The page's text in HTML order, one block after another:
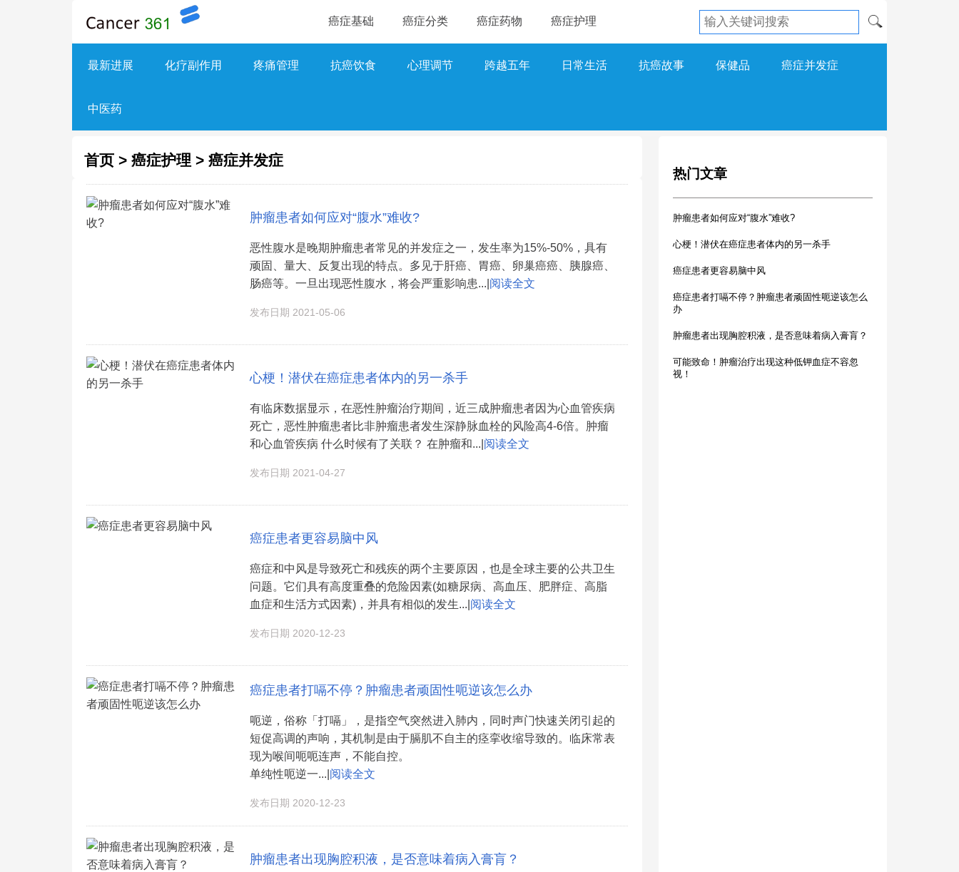
癌症基础 癌症分类 癌症药物 癌症护理
最新进展 化疗副作用 疼痛管理 抗癌饮食 心理调节 跨越五年 日常生活 抗癌故事 保健品 癌症并发症
中医药
首页> 癌症护理 > 癌症并发症
肿瘤患者如何应对“腹水”难收?
恶性腹水是晚期肿瘤患者常见的并发症之一，发生率为15%-50%，具有
顽固、量大、反复出现的特点。多见于肝癌、胃癌、卵巢癌癌、胰腺癌、
肠癌等。一旦出现恶性腹水，将会严重影响患...| 阅读全文
发布日期 2021-05-06
心梗！潜伏在癌症患者体内的另一杀手
有临床数据显示，在恶性肿瘤治疗期间，近三成肿瘤患者因为心血管疾病
死亡，恶性肿瘤患者比非肿瘤患者发生深静脉血栓的风险高4-6倍。肿瘤
和心血管疾病 什么时候有了关联？ 在肿瘤和...| 阅读全文
发布日期 2021-04-27
癌症患者更容易脑中风
癌症和中风是导致死亡和残疾的两个主要原因，也是全球主要的公共卫生
问题。它们具有高度重叠的危险因素(如糖尿病、高血压、肥胖症、高脂
血症和生活方式因素)，并具有相似的发生...| 阅读全文
发布日期 2020-12-23
癌症患者打嗝不停？肿瘤患者顽固性呃逆该怎么办
呃逆，俗称「打嗝」，是指空气突然进入肺内，同时声门快速关闭引起的
短促高调的声响，其机制是由于膈肌不自主的痉挛收缩导致的。临床常表
现为喉间呃呃连声，不能自控。
单纯性呃逆一...| 阅读全文
发布日期 2020-12-23
肿瘤患者出现胸腔积液，是否意味着病入膏肓？
热门文章
肿瘤患者如何应对“腹水”难收?
心梗！潜伏在癌症患者体内的另一杀手
癌症患者更容易脑中风
癌症患者打嗝不停？肿瘤患者顽固性呃逆该怎么
办
肿瘤患者出现胸腔积液，是否意味着病入膏肓？
可能致命！肿瘤治疗出现这种低钾血症不容忽
视！